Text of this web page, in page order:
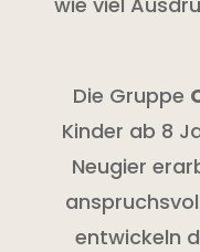
Die Gruppe
Kinder ab 8
Neugier
entwickeln